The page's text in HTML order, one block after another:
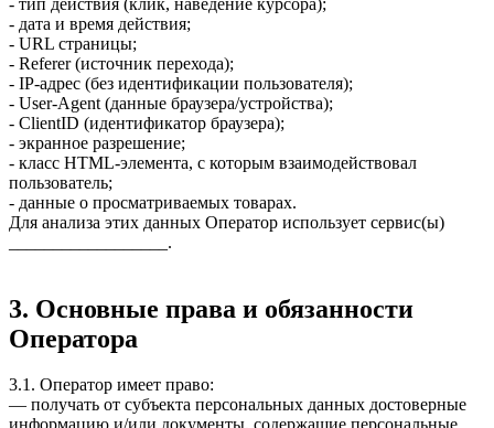
- дата и время действия;
- URL страницы;
- Referer (источник перехода);
- IP-адрес (без идентификации пользователя);
- User-Agent (данные браузера/устройства);
- ClientID (идентификатор браузера);
- экранное разрешение;
- класс HTML-элемента, с которым взаимодействовал
пользователь;
- данные о просматриваемых товарах.
Для анализа этих данных Оператор использует сервис(ы)
__________________.
3. Основные права и обязанности
Оператора
3.1. Оператор имеет право:
— получать от субъекта персональных данных достоверные